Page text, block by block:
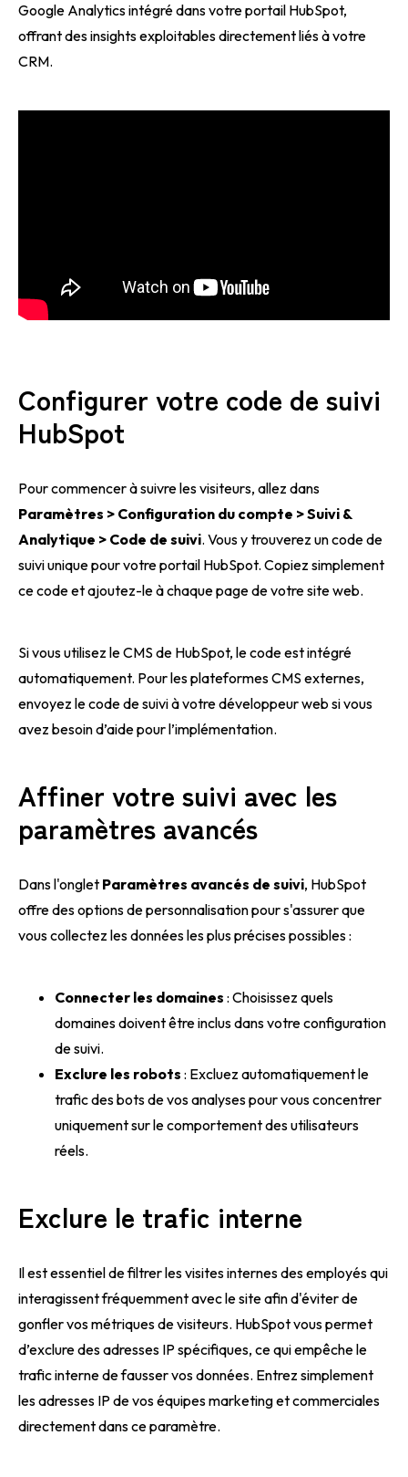
Google Analytics intégré dans votre portail HubSpot,
offrant des insights exploitables directement liés à votre
CRM.
Configurer votre code de suivi
HubSpot
Pour commencer à suivre les visiteurs, allez dans
Paramètres > Configuration du compte > Suivi &
Analytique > Code de suivi. Vous y trouverez un code de
suivi unique pour votre portail HubSpot. Copiez simplement
ce code et ajoutez-le à chaque page de votre site web.
Si vous utilisez le CMS de HubSpot, le code est intégré
automatiquement. Pour les plateformes CMS externes,
envoyez le code de suivi à votre développeur web si vous
avez besoin d’aide pour l’implémentation.
Affiner votre suivi avec les
paramètres avancés
Dans l'onglet Paramètres avancés de suivi, HubSpot
offre des options de personnalisation pour s'assurer que
vous collectez les données les plus précises possibles :
Connecter les domaines : Choisissez quels
domaines doivent être inclus dans votre configuration
de suivi.
Exclure les robots : Excluez automatiquement le
trafic des bots de vos analyses pour vous concentrer
uniquement sur le comportement des utilisateurs
réels.
Exclure le trafic interne
Il est essentiel de filtrer les visites internes des employés qui
interagissent fréquemment avec le site afin d'éviter de
gonfler vos métriques de visiteurs. HubSpot vous permet
d’exclure des adresses IP spécifiques, ce qui empêche le
trafic interne de fausser vos données. Entrez simplement
les adresses IP de vos équipes marketing et commerciales
directement dans ce paramètre.